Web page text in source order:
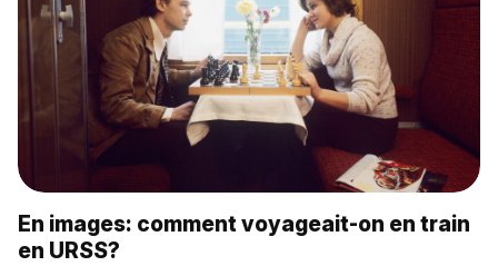
En images: comment voyageait-on en train
en URSS?